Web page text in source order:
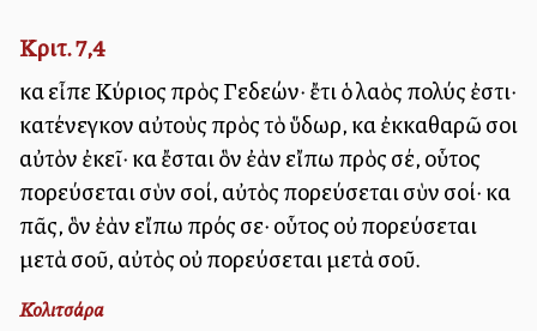
Κριτ. 7,4
καὶ εἶπε Κύριος πρὸς Γεδεών· ἔτι ὁ λαὸς πολύς ἐστι·
κατένεγκον αὐτοὺς πρὸς τὸ ὕδωρ, καὶ ἐκκαθαρῶ σοι
αὐτὸν ἐκεῖ· καὶ ἔσται ὃν ἐὰν εἴπω πρὸς σέ, οὗτος
πορεύσεται σὺν σοί, αὐτὸς πορεύσεται σὺν σοί· καὶ
πᾶς, ὃν ἐὰν εἴπω πρός σε· οὗτος οὐ πορεύσεται
μετὰ σοῦ, αὐτὸς οὐ πορεύσεται μετὰ σοῦ.
Κολιτσάρα